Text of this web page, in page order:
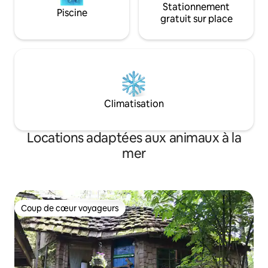
Piscine
Stationnement
gratuit sur place
Climatisation
Locations adaptées aux animaux à la
mer
Coup de cœur voyageurs
Coup de cœur voyageurs